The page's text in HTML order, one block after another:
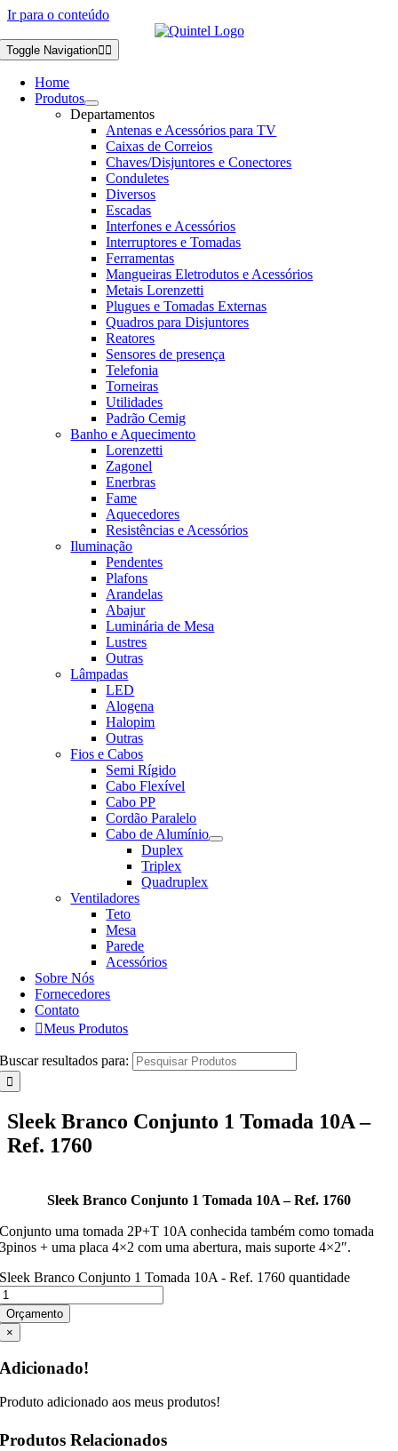
Ir para o conteúdo
Toggle Navigation
Home
Produtos
Departamentos
Antenas e Acessórios para TV
Caixas de Correios
Chaves/Disjuntores e Conectores
Conduletes
Diversos
Escadas
Interfones e Acessórios
Interruptores e Tomadas
Ferramentas
Mangueiras Eletrodutos e Acessórios
Metais Lorenzetti
Plugues e Tomadas Externas
Quadros para Disjuntores
Reatores
Sensores de presença
Telefonia
Torneiras
Utilidades
Padrão Cemig
Banho e Aquecimento
Lorenzetti
Zagonel
Enerbras
Fame
Aquecedores
Resistências e Acessórios
Iluminação
Pendentes
Plafons
Arandelas
Abajur
Luminária de Mesa
Lustres
Outras
Lâmpadas
LED
Alogena
Halopim
Outras
Fios e Cabos
Semi Rígido
Cabo Flexível
Cabo PP
Cordão Paralelo
Cabo de Alumínio
Duplex
Triplex
Quadruplex
Ventiladores
Teto
Mesa
Parede
Acessórios
Sobre Nós
Fornecedores
Contato
Meus Produtos
Buscar resultados para:
Sleek Branco Conjunto 1 Tomada 10A –
Ref. 1760
Sleek Branco Conjunto 1 Tomada 10A – Ref. 1760
Conjunto uma tomada 2P+T 10A conhecida também como tomada
3pinos + uma placa 4×2 com uma abertura, mais suporte 4×2″.
Sleek Branco Conjunto 1 Tomada 10A - Ref. 1760 quantidade
Orçamento
×
Adicionado!
Produto adicionado aos meus produtos!
Produtos Relacionados